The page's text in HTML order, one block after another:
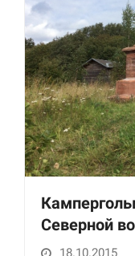
Северной
18.10.2015